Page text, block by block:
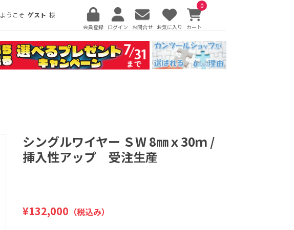
ようこそ ゲスト 様
会員登録 ログイン お問合せ お気に入り
0
カート
シングルワイヤー ＳW 8㎜ｘ30ｍ /
挿入性アップ 受注生産
¥132,000 （税込み）